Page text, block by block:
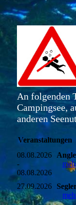
An folgenden
Campingsee,
anderen
Veranstaltungen
08.08.2026
-
08.08.2026
27.09.2026